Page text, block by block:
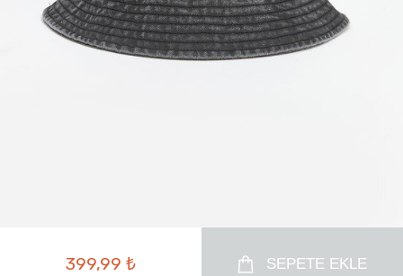
399,99 ₺ SEPETE EKLE